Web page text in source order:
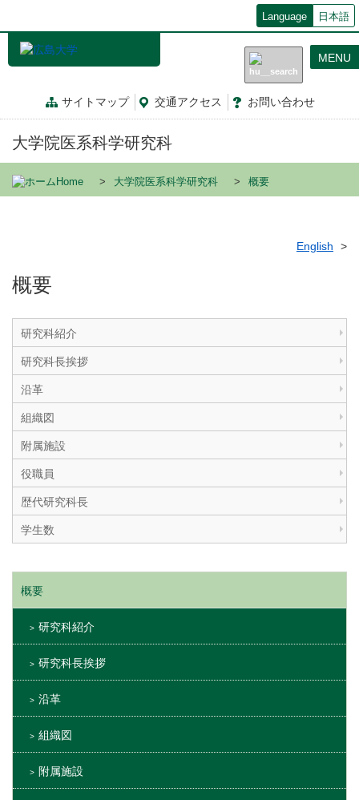
Language 日本語
サイトマップ 交通アクセス お問い合わせ
MENU
大学院医系科学研究科
Home 大学院医系科学研究科 概要
English
概要
研究科紹介
研究科長挨拶
沿革
組織図
附属施設
役職員
歴代研究科長
学生数
概要
研究科紹介
研究科長挨拶
沿革
組織図
附属施設